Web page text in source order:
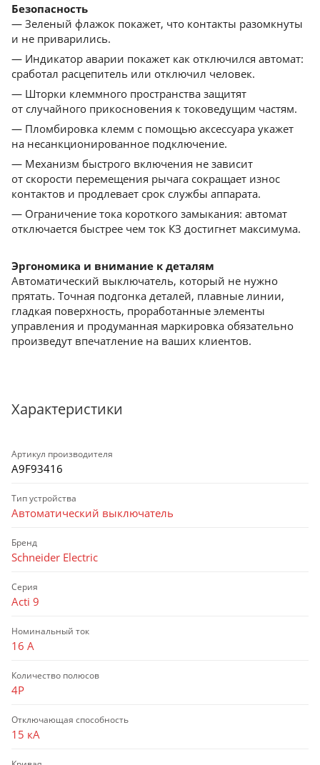
Безопасность
— Зеленый флажок покажет, что контакты разомкнуты
и не приварились.
— Индикатор аварии покажет как отключился автомат:
сработал расцепитель или отключил человек.
— Шторки клеммного пространства защитят
от cлучайного прикосновения к токоведущим частям.
— Пломбировка клемм с помощью аксессуара укажет
на несанкционированное подключение.
— Механизм быстрого включения не зависит
от скорости перемещения рычага сокращает износ
контактов и продлевает срок службы аппарата.
— Ограничение тока короткого замыкания: автомат
отключается быстрее чем ток КЗ достигнет максимума.
Эргономика и внимание к деталям
Автоматический выключатель, который не нужно
прятать. Точная подгонка деталей, плавные линии,
гладкая поверхность, проработанные элементы
управления и продуманная маркировка обязательно
произведут впечатление на ваших клиентов.
Характеристики
Артикул производителя
A9F93416
Тип устройства
Автоматический выключатель
Бренд
Schneider Electric
Серия
Acti 9
Номинальный ток
16 А
Количество полюсов
4P
Отключающая способность
15 кА